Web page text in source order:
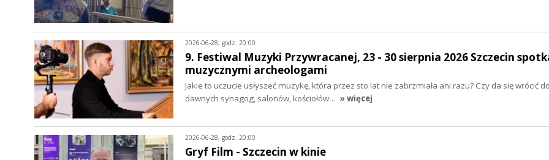
2026-06-28, godz. 20:00
9. Festiwal Muzyki Przywracanej, 23 - 30 sierpnia 2026 Szczecin
muzycznymi archeologami
Jakie to uczucie usłyszeć muzykę, która przez sto lat nie zabrzmiała ani razu? Czy da się wrócić
dawnych synagog, salonów, kościołów… » więcej
2026-06-28, godz. 20:00
Gryf Film - Szczecin w kinie